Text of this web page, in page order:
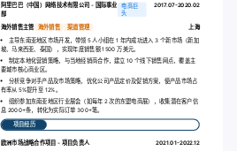
阿里巴巴（中国）网络技术有限公司 - 国际事业
部
电商巨
头
2017.07-2020.02
海外销售主管 海外销售 渠道管理
上海
主导东南亚地区市场开发，带领 5 人小组在 1 年内成功进入 3 个新市场（新加
坡、马来西亚、泰国），实现年度销售额 1500 万美元。
制定本地化营销策略，与当地经销商合作，建立 10 个线下销售网点，覆盖主
要城市核心商业区。
分析竞争对手产品及市场策略，优化公司产品定价及促销方案，使产品市场占
有率从 5%提升至 12%。
组织参加东南亚地区行业展会（如每年 2 次的东盟电商展），收集潜在客户信
息 2000+条，转化为实际订单 300+笔。
项目经历
欧洲市场战略合作项目 - 项目负责人 2021.01-2022.12